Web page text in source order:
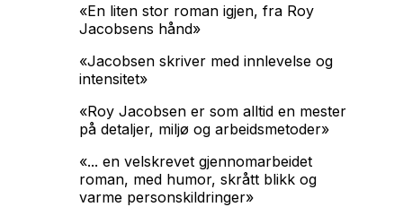
«En liten stor roman igjen, fra Roy
Jacobsens hånd»
«Jacobsen skriver med innlevelse og
intensitet»
«Roy Jacobsen er som alltid en mester
på detaljer, miljø og arbeidsmetoder»
«... en velskrevet gjennomarbeidet
roman, med humor, skrått blikk og
varme personskildringer»